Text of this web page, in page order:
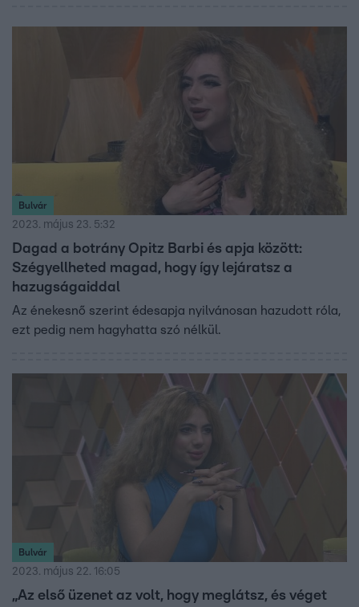
Bulvár
2023. május 23. 5:32
Dagad a botrány Opitz Barbi és apja között:
Szégyellheted magad, hogy így lejáratsz a
hazugságaiddal
Az énekesnő szerint édesapja nyilvánosan hazudott róla,
ezt pedig nem hagyhatta szó nélkül.
Bulvár
2023. május 22. 16:05
„Az első üzenet az volt, hogy meglátsz, és véget